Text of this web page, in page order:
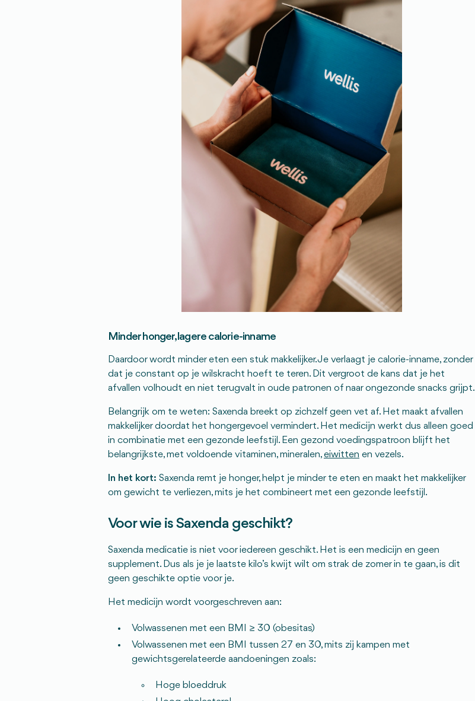
Minder honger, lagere calorie-inname
Daardoor wordt minder eten een stuk makkelijker. Je verlaagt je calorie-inname, zonder
dat je constant op je wilskracht hoeft te teren. Dit vergroot de kans dat je het
afvallen volhoudt en niet terugvalt in oude patronen of naar ongezonde snacks grijpt.
Belangrijk om te weten: Saxenda breekt op zichzelf geen vet af. Het maakt afvallen
makkelijker doordat het hongergevoel vermindert. Het medicijn werkt dus alleen goed
in combinatie met een gezonde leefstijl. Een gezond voedingspatroon blijft het
belangrijkste, met voldoende vitaminen, mineralen,eiwitten en vezels.
In het kort: Saxenda remt je honger, helpt je minder te eten en maakt het makkelijker
om gewicht te verliezen, mits je het combineert met een gezonde leefstijl.
Voor wie is Saxenda geschikt?
Saxenda medicatie is niet voor iedereen geschikt. Het is een medicijn en geen
supplement. Dus als je je laatste kilo’s kwijt wilt om strak de zomer in te gaan, is dit
geen geschikte optie voor je.
Het medicijn wordt voorgeschreven aan:
Volwassenen met een BMI ≥ 30 (obesitas)
Volwassenen met een BMI tussen 27 en 30, mits zij kampen met
gewichtsgerelateerde aandoeningen zoals:
Hoge bloeddruk